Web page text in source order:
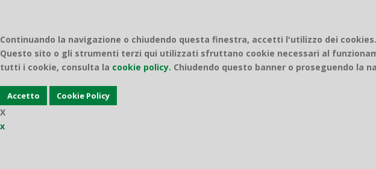
Continuando la navigazione o chiudendo questa finestra, accetti l'utilizzo dei cookies.
Questo sito o gli strumenti terzi qui utilizzati sfruttano cookie necessari al
tutti i cookie, consulta la cookie policy. Chiudendo questo banner o proseguendo la
Accetto Cookie Policy
X
x